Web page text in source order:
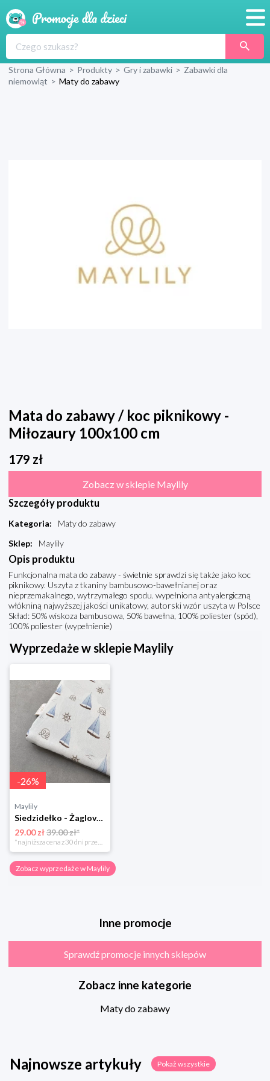
Produkty
Strona Główna > Produkty > Gry i zabawki > Zabawki dla
niemowląt > Maty do zabawy
Mata do zabawy / koc piknikowy -
Miłozaury 100x100 cm
179 zł
Zobacz w sklepie Maylily
Szczegóły produktu
Kategoria:
Maty do zabawy
Sklep: Maylily
Opis produktu
Funkcjonalna mata do zabawy - świetnie sprawdzi się także jako koc
piknikowy. Uszyta z tkaniny bambusowo-bawełnianej oraz
nieprzemakalnego, wytrzymałego spodu. wypełniona antyalergiczną
włókniną najwyższej jakości unikatowy, autorski wzór uszyta w Polsce
Skład: 50% wiskoza bambusowa, 50% bawełna, 100% poliester (spód),
100% poliester (wypełnienie)
Wyprzedaże w sklepie Maylily
-26%
Maylily
Siedzidełko - Żaglove - OUTLET
29.00 zł39.00 zł*
*najniższa cena z 30 dni przed obniżką
Zobacz wyprzedaże w Maylily
Inne promocje
Sprawdź promocje innych sklepów
Zobacz inne kategorie
Maty do zabawy
Najnowsze artykuły Pokaż wszystkie